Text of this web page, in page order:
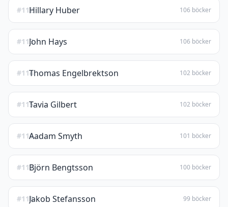
#112Hillary Huber 106 böcker
#113John Hays 106 böcker
#114Thomas Engelbrektson 102 böcker
#115Tavia Gilbert 102 böcker
#116Aadam Smyth 101 böcker
#117Björn Bengtsson 100 böcker
#118Jakob Stefansson 99 böcker